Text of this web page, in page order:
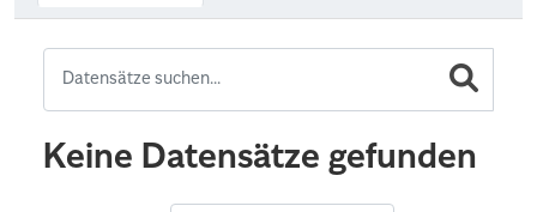
Keine Datensätze gefunden